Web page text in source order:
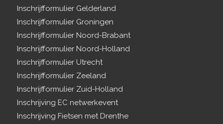
Inschrijfformulier Gelderland
Inschrijfformulier Groningen
Inschrijfformulier Noord-Brabant
Inschrijfformulier Noord-Holland
Inschrijfformulier Utrecht
Inschrijfformulier Zeeland
Inschrijfformulier Zuid-Holland
Inschrijving EC netwerkevent
Inschrijving Fietsen met Drenthe